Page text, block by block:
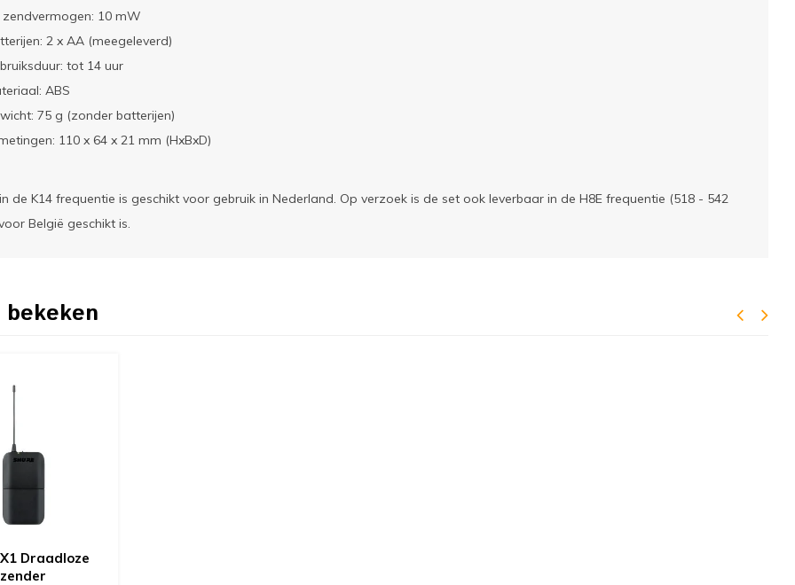
zendvermogen: 10 mW
2 x AA (meegeleverd)
tot 14 uur
ABS
75 g (zonder batterijen)
110 x 64 x 21 mm (HxBxD)
de K14 frequentie is geschikt voor gebruik in Nederland. Op verzoek is de set ook leverbaar in de H8E frequentie (518 - 542
België geschikt is.
Draadloze